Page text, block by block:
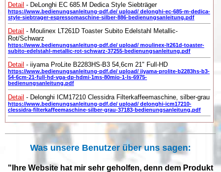
Detail - DeLonghi EC 685.M Dedica Style Siebträger
https://www.bedienungsanleitung-pdf.de/ upload/ delonghi-ec-685-m-dedica-
style-siebtrager-espressomaschine-silber-886-bedienungsanleitung.pdf
Detail - Moulinex LT261D Toaster Subito Edelstahl Metallic-
Rot/Schwarz
https://www.bedienungsanleitung-pdf.de/ upload/ moulinex-lt261d-toaster-
subito-edelstahl-metallic-rot-schwarz-37255-bedienungsanleitung.pdf
Detail - iiyama ProLite B2283HS-B3 54,6cm 21" Full-HD
https://www.bedienungsanleitung-pdf.de/ upload/ iiyama-prolite-b2283hs-b3-
54-6cm-21-full-hd-vga-dp-hdmi-1ms-80mio-1-ls-6975-
bedienungsanleitung.pdf
Detail - Delonghi ICM17210 Clessidra Filterkaffeemaschine, silber-grau
https://www.bedienungsanleitung-pdf.de/ upload/ delonghi-icm17210-
clessidra-filterkaffeemaschine-silber-grau-37183-bedienungsanleitung.pdf
Was unsere Benutzer über uns sagen:
"Ihre Website hat mir sehr geholfen, denn dem Produkt